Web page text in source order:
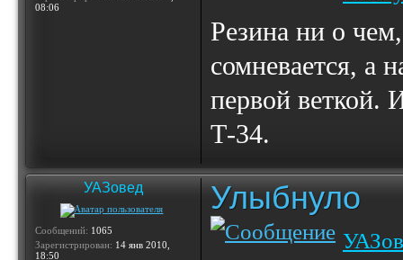
08:06
Резина ни о
сомневается, а
первой веткой.
Т-34.
УАЗовед
Сообщений: 1065
Зарегистрирован: 14 янв 2010,
18:50
Улыбнуло